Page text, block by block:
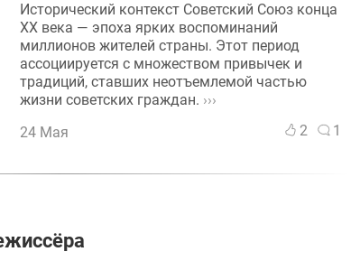
Исторический контекст Советский Союз конца
XX века — эпоха ярких воспоминаний
миллионов жителей страны. Этот период
ассоциируется с множеством привычек и
традиций, ставших неотъемлемой частью
жизни советских граждан. ›››
24 Мая
2 1